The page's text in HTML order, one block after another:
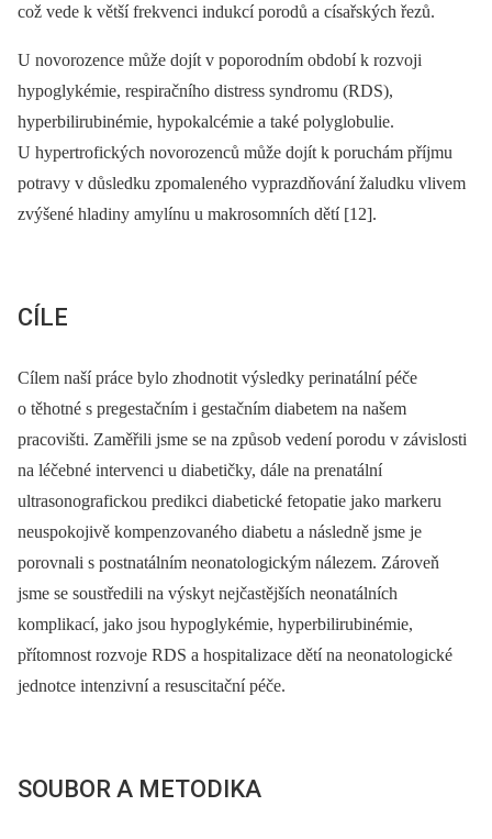
což vede k větší frekvenci indukcí porodů a císařských řezů.
U novorozence může dojít v poporodním období k rozvoji
hypoglykémie, respiračního distress syndromu (RDS),
hyperbilirubinémie, hypokalcémie a také polyglobulie.
U hypertrofických novorozenců může dojít k poruchám příjmu
potravy v důsledku zpomaleného vyprazdňování žaludku vlivem
zvýšené hladiny amylínu u makrosomních dětí [12].
CÍLE
Cílem naší práce bylo zhodnotit výsledky perinatální péče
o těhotné s pregestačním i gestačním diabetem na našem
pracovišti. Zaměřili jsme se na způsob vedení porodu v závislosti
na léčebné intervenci u diabetičky, dále na prenatální
ultrasonografickou predikci diabetické fetopatie jako markeru
neuspokojivě kompenzovaného diabetu a následně jsme je
porovnali s postnatálním neonatologickým nálezem. Zároveň
jsme se soustředili na výskyt nejčastějších neonatálních
komplikací, jako jsou hypoglykémie, hyperbilirubinémie,
přítomnost rozvoje RDS a hospitalizace dětí na neonatologické
jednotce intenzivní a resuscitační péče.
SOUBOR A METODIKA